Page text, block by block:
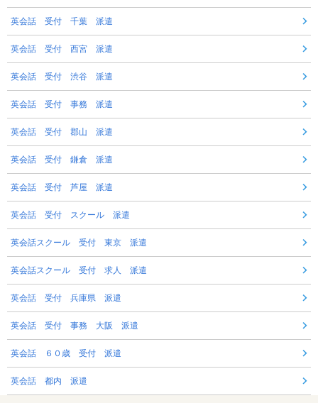
英会話 受付 千葉 派遣
英会話 受付 西宮 派遣
英会話 受付 渋谷 派遣
英会話 受付 事務 派遣
英会話 受付 郡山 派遣
英会話 受付 鎌倉 派遣
英会話 受付 芦屋 派遣
英会話 受付 スクール 派遣
英会話スクール 受付 東京 派遣
英会話スクール 受付 求人 派遣
英会話 受付 兵庫県 派遣
英会話 受付 事務 大阪 派遣
英会話 ６０歳 受付 派遣
英会話 都内 派遣